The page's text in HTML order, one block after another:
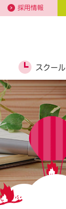
採用情報
スクール